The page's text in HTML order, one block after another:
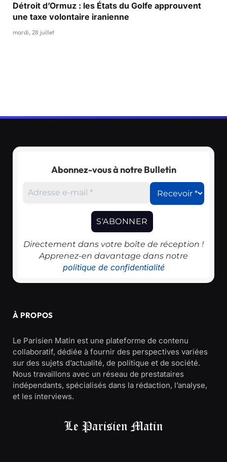
Détroit d’Ormuz : les États du Golfe approuvent
une taxe volontaire iranienne
mardi, 28 juillet
Abonnez-vous à notre Bulletin
Directement dans votre boîte de réception !
Apprenez-en davantage dans notre
politique de confidentialité
À PROPOS
Le Parisien Matin est une plateforme de contenu
collaboratif, dédiée à fournir des perspectives variées
sur des sujets d’actualité, de politique et de société.
Nous travaillons avec un réseau de prestataires
indépendants, spécialisés dans la rédaction, l’analyse,
et les interviews.